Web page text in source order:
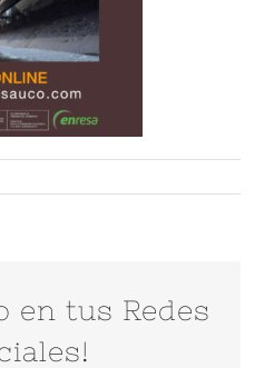
en tus Redes